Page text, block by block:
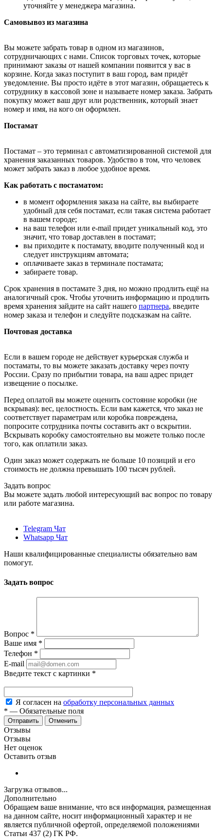
уточняйте у менеджера магазина.
Самовывоз из магазина
Вы можете забрать товар в одном из магазинов,
сотрудничающих с нами. Список торговых точек, которые
принимают заказы от нашей компании появится у вас в
корзине. Когда заказ поступит в ваш город, вам придёт
уведомление. Вы просто идёте в этот магазин, обращаетесь к
сотруднику в кассовой зоне и называете номер заказа. Забрать
покупку может ваш друг или родственник, который знает
номер и имя, на кого он оформлен.
Постамат
Постамат – это терминал с автоматизированной системой для
хранения заказанных товаров. Удобство в том, что человек
может забрать заказ в любое удобное время.
Как работать с постаматом:
в момент оформления заказа на сайте, вы выбираете
удобный для себя постамат, если такая система работает
в вашем городе;
на ваш телефон или e-mail придет уникальный код, это
значит, что товар доставлен в постамат;
вы приходите к постамату, вводите полученный код и
следует инструкциям автомата;
оплачиваете заказ в терминале постамата;
забираете товар.
Срок хранения в постамате 3 дня, но можно продлить ещё на
аналогичный срок. Чтобы уточнить информацию и продлить
время хранения зайдите на сайт нашего партнера, введите
номер заказа и телефон и следуйте подсказкам на сайте.
Почтовая доставка
Если в вашем городе не действует курьерская служба и
постаматы, то вы можете заказать доставку через почту
России. Сразу по прибытии товара, на ваш адрес придет
извещение о посылке.
Перед оплатой вы можете оценить состояние коробки (не
вскрывая): вес, целостность. Если вам кажется, что заказ не
соответствует параметрам или коробка повреждена,
попросите сотрудника почты составить акт о вскрытии.
Вскрывать коробку самостоятельно вы можете только после
того, как оплатили заказ.
Один заказ может содержать не больше 10 позиций и его
стоимость не должна превышать 100 тысяч рублей.
Задать вопрос
Вы можете задать любой интересующий вас вопрос по товару
или работе магазина.
Telegram Чат
Whatsapp Чат
Наши квалифицированные специалисты обязательно вам
помогут.
Задать вопрос
Вопрос *
Ваше имя *
Телефон *
E-mail
Введите текст с картинки *
Я согласен на обработку персональных данных
* — Обязательные поля
Отменить
Отзывы
Отзывы
Нет оценок
Оставить отзыв
Загрузка отзывов...
Дополнительно
Обращаем ваше внимание, что вся информация, размещенная
на данном сайте, носит информационный характер и не
является публичной офертой, определяемой положениями
Статьи 437 (2) ГК РФ.